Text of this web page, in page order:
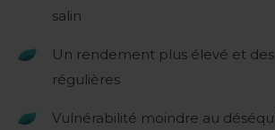
salin
Un rendement plus élevé et
régulières
Vulnérabilité moindre au